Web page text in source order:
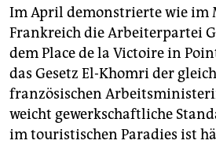
Im April demonstrierte wie im
Frankreich die Arbeiterpartei
dem Place de la Victoire in
das Gesetz El-Khomri der
französischen
weicht gewerkschaftliche
im touristischen Paradies ist